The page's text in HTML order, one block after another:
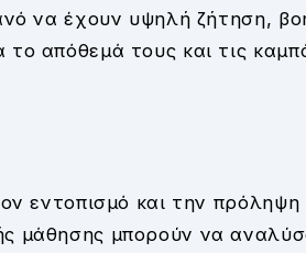
να έχουν υψηλή ζήτηση,
απόθεμά τους και τις
εντοπισμό και την
μάθησης μπορούν να